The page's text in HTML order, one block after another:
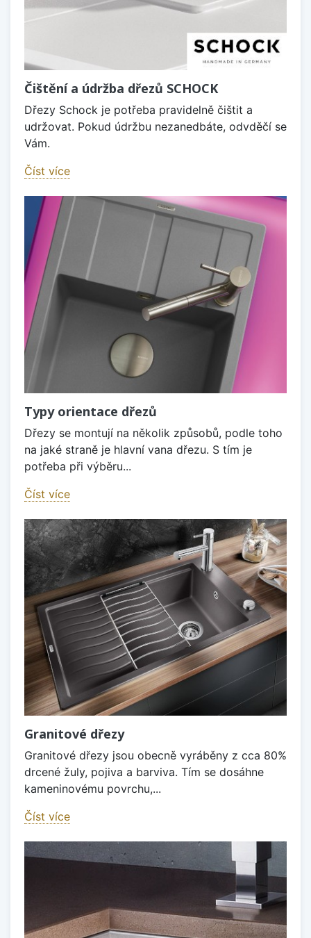
Čištění a údržba dřezů SCHOCK
Dřezy Schock je potřeba pravidelně čištit a
udržovat. Pokud údržbu nezanedbáte, odvděčí se
Vám.
Číst více
Typy orientace dřezů
Dřezy se montují na několik způsobů, podle toho
na jaké straně je hlavní vana dřezu. S tím je
potřeba při výběru...
Číst více
Granitové dřezy
Granitové dřezy jsou obecně vyráběny z cca 80%
drcené žuly, pojiva a barviva. Tím se dosáhne
kameninovému povrchu,...
Číst více